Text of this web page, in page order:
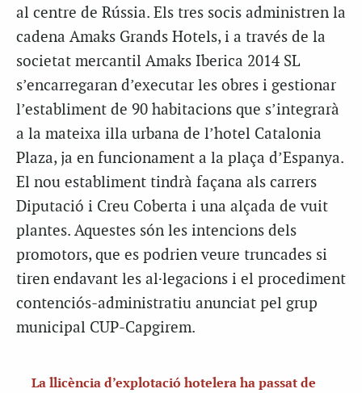
al centre de Rússia. Els tres socis administren la
cadena Amaks Grands Hotels, i a través de la
societat mercantil Amaks Iberica 2014 SL
s’encarregaran d’executar les obres i gestionar
l’establiment de 90 habitacions que s’integrarà
a la mateixa illa urbana de l’hotel Catalonia
Plaza, ja en funcionament a la plaça d’Espanya.
El nou establiment tindrà façana als carrers
Diputació i Creu Coberta i una alçada de vuit
plantes. Aquestes són les intencions dels
promotors, que es podrien veure truncades si
tiren endavant les al·legacions i el procediment
contenciós-administratiu anunciat pel grup
municipal CUP-Capgirem.
La llicència d’explotació hotelera ha passat de